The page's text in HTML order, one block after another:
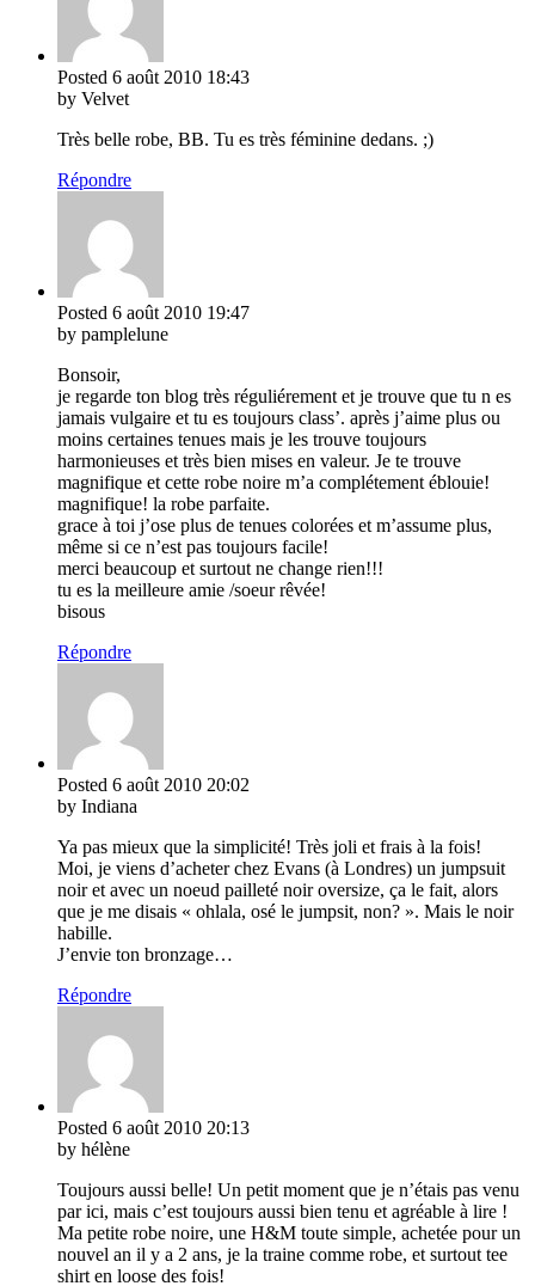
Posted 6 août 2010 18:43
by Velvet
Très belle robe, BB. Tu es très féminine dedans. ;)
Répondre
Posted 6 août 2010 19:47
by pamplelune
Bonsoir,
je regarde ton blog très réguliérement et je trouve que tu n es
jamais vulgaire et tu es toujours class’. après j’aime plus ou
moins certaines tenues mais je les trouve toujours
harmonieuses et très bien mises en valeur. Je te trouve
magnifique et cette robe noire m’a complétement éblouie!
magnifique! la robe parfaite.
grace à toi j’ose plus de tenues colorées et m’assume plus,
même si ce n’est pas toujours facile!
merci beaucoup et surtout ne change rien!!!
tu es la meilleure amie /soeur rêvée!
bisous
Répondre
Posted 6 août 2010 20:02
by Indiana
Ya pas mieux que la simplicité! Très joli et frais à la fois!
Moi, je viens d’acheter chez Evans (à Londres) un jumpsuit
noir et avec un noeud pailleté noir oversize, ça le fait, alors
que je me disais « ohlala, osé le jumpsit, non? ». Mais le noir
habille.
J’envie ton bronzage…
Répondre
Posted 6 août 2010 20:13
by hélène
Toujours aussi belle! Un petit moment que je n’étais pas venu
par ici, mais c’est toujours aussi bien tenu et agréable à lire !
Ma petite robe noire, une H&M toute simple, achetée pour un
nouvel an il y a 2 ans, je la traine comme robe, et surtout tee
shirt en loose des fois!